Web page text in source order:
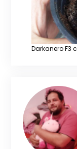
Darkanero F3